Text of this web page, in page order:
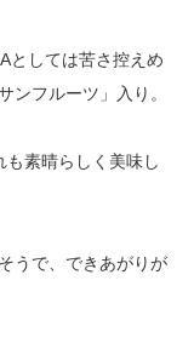
としては苦さ控えめ
ンフルーツ」入り。
素晴らしく美味し
うで、できあがりが